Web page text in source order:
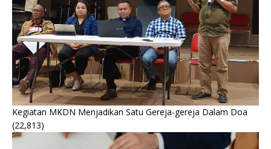
Kegiatan MKDN Menjadikan Satu Gereja-gereja Dalam Doa
(22,813)